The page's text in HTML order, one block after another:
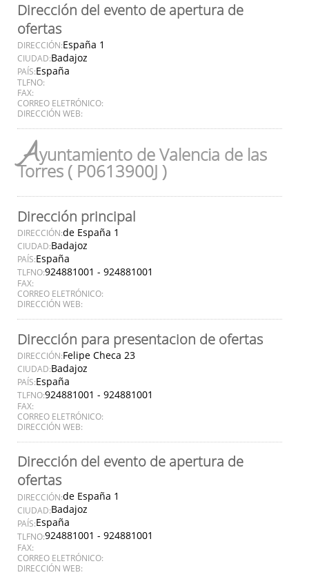
Dirección del evento de apertura de
ofertas
DIRECCIÓN:España 1
CIUDAD:Badajoz
PAÍS:España
TLFNO:
FAX:
CORREO ELETRÓNICO:
DIRECCIÓN WEB:
Ayuntamiento de Valencia de las
Torres ( P0613900J )
Dirección principal
DIRECCIÓN:de España 1
CIUDAD:Badajoz
PAÍS:España
TLFNO:924881001 - 924881001
FAX:
CORREO ELETRÓNICO:
DIRECCIÓN WEB:
Dirección para presentacion de ofertas
DIRECCIÓN:Felipe Checa 23
CIUDAD:Badajoz
PAÍS:España
TLFNO:924881001 - 924881001
FAX:
CORREO ELETRÓNICO:
DIRECCIÓN WEB:
Dirección del evento de apertura de
ofertas
DIRECCIÓN:de España 1
CIUDAD:Badajoz
PAÍS:España
TLFNO:924881001 - 924881001
FAX:
CORREO ELETRÓNICO:
DIRECCIÓN WEB: